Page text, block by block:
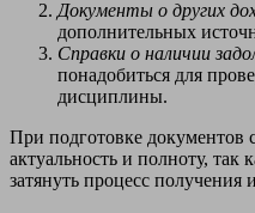
Документы о других
дополнительных
Справки о наличии
понадобиться для
дисциплины.
При подготовке документов
актуальность и полноту,
затянуть процесс получения